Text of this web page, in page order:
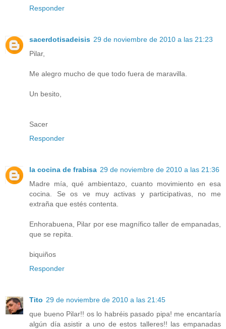
Responder
sacerdotisadeisis 29 de noviembre de 2010 a las 21:23
Pilar,
Me alegro mucho de que todo fuera de maravilla.
Un besito,
Sacer
Responder
la cocina de frabisa 29 de noviembre de 2010 a las 21:36
Madre mía, qué ambientazo, cuanto movimiento en esa
cocina. Se os ve muy activas y participativas, no me
extraña que estés contenta.
Enhorabuena, Pilar por ese magnífico taller de empanadas,
que se repita.
biquiños
Responder
Tito 29 de noviembre de 2010 a las 21:45
que bueno Pilar!! os lo habréis pasado pipa! me encantaría
algún día asistir a uno de estos talleres!! las empanadas